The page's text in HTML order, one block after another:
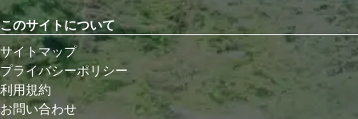
このサイトについて
サイトマップ
プライバシーポリシー
利用規約
お問い合わせ